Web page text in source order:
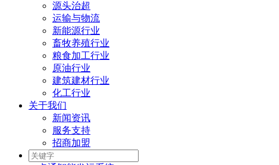
源头治超
运输与物流
新能源行业
畜牧养殖行业
粮食加工行业
原油行业
建筑建材行业
化工行业
关于我们
新闻资讯
服务支持
招商加盟